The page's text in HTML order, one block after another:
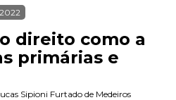
direito como a
primárias e
Sipioni Furtado de Medeiros